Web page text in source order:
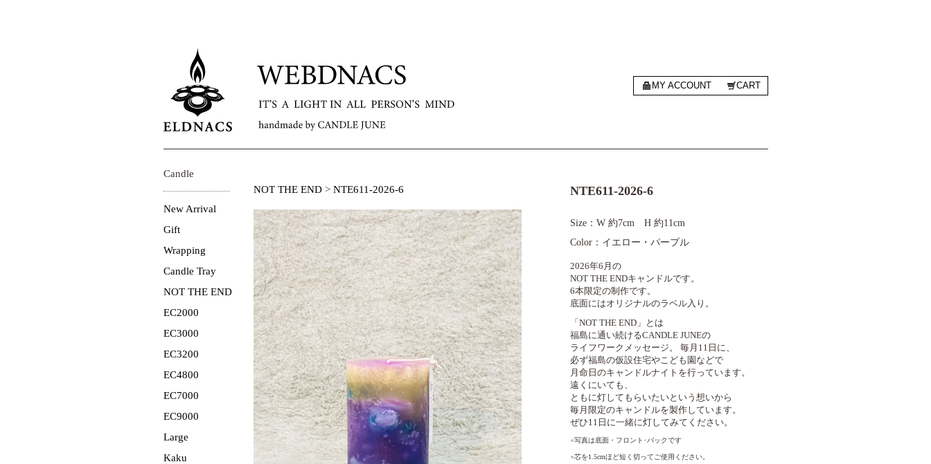
MY ACCOUNT CART
Candle
New Arrival
Gift
Wrapping
Candle Tray
NOT THE END
EC2000
EC3000
EC3200
EC4800
EC7000
EC9000
Large
Kaku
NOT THE END> NTE611-2026-6 NTE611-2026-6
Size：W 約7cm H 約11cm
Color：イエロー・パープル
2026年6月の
NOT THE ENDキャンドルです。
6本限定の制作です。
底面にはオリジナルのラベル入り。
「NOT THE END」とは
福島に通い続けるCANDLE JUNEの
ライフワークメッセージ。 毎月11日に、
必ず福島の仮設住宅やこども園などで
月命日のキャンドルナイトを行っています。
遠くにいても、
ともに灯してもらいたいという想いから
毎月限定のキャンドルを製作しています。
ぜひ11日に一緒に灯してみてください。
●写真は底面・フロント･バックです
●芯を1.5cmほど短く切ってご使用ください。